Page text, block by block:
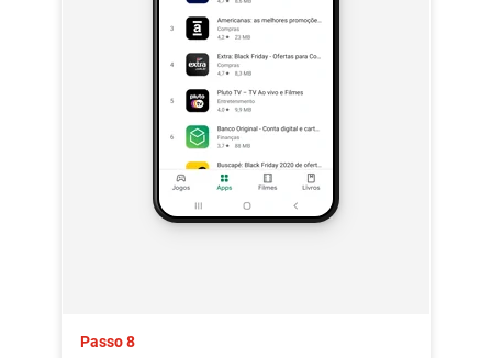
Passo 8